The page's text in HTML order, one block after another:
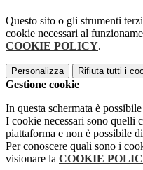
Questo sito o gli strumenti
cookie necessari al
COOKIE POLICY.
Personalizza Rifiuta tutti i
Gestione cookie
In questa schermata è
I cookie necessari sono quelli
piattaforma e non è possibile
Per conoscere quali sono i
visionare la COOKIE